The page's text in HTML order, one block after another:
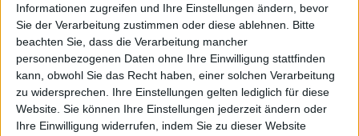
Informationen zugreifen und Ihre Einstellungen ändern, bevor
Sie der Verarbeitung zustimmen oder diese ablehnen.
Bitte
beachten Sie, dass die Verarbeitung mancher
personenbezogenen Daten ohne Ihre Einwilligung stattfinden
kann, obwohl Sie das Recht haben, einer solchen Verarbeitung
zu widersprechen. Ihre Einstellungen gelten lediglich für diese
Website. Sie können Ihre Einstellungen jederzeit ändern oder
Ihre Einwilligung widerrufen, indem Sie zu dieser Website
8/10
Review
Agalloch
From Which Of This Oak
8/10
Review
Agalloch
6
Ashes Against The Grain